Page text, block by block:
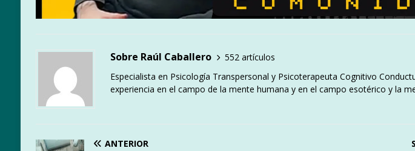
Sobre Raúl Caballero
552 artículos
Especialista en Psicología Transpersonal y Psicoterapeuta Cognitivo
experiencia en el campo de la mente humana y en el campo esotérico y la
ANTERIOR